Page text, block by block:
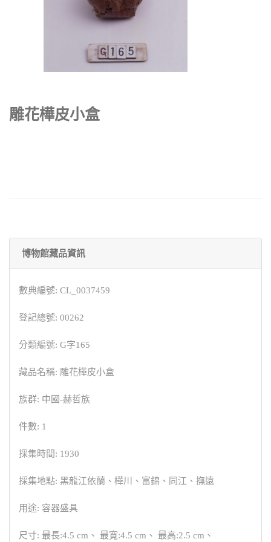
雕花樺皮小盒
博物館藏品資訊
數典編號: CL_0037459
登記總號: 00262
分類編號: G字165
藏品名稱: 雕花樺皮小盒
族群: 中國-赫哲族
件數: 1
採集時間: 1930
採集地點: 黑龍江依蘭、樺川、富錦、同江、撫遠
用途: 容器盛具
尺寸: 最長:4.5 cm、 最寬:4.5 cm、 最高:2.5 cm、